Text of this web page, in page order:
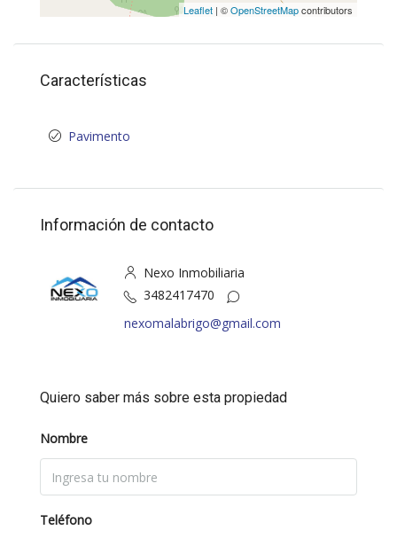
Leaflet | ©OpenStreetMapcontributors
Características
Pavimento
Información de contacto
Nexo Inmobiliaria
3482417470
nexomalabrigo@gmail.com
Quiero saber más sobre esta propiedad
Nombre
Teléfono